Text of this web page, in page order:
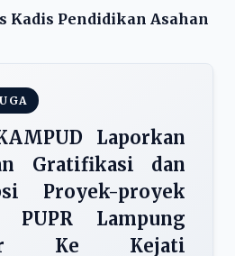
Kadis Pendidikan Asahan
Laporkan
Gratifikasi dan
Proyek-proyek
PUPR Lampung
Ke Kejati